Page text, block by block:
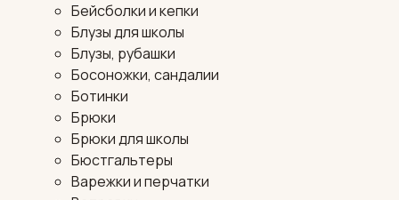
Бейсболки и кепки
Блузы для школы
Блузы, рубашки
Босоножки, сандалии
Ботинки
Брюки
Брюки для школы
Бюстгальтеры
Варежки и перчатки